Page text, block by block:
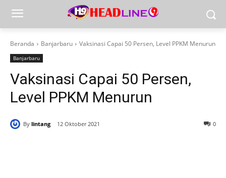
Beranda Banjarbaru Vaksinasi Capai 50 Persen, Level PPKM Menurun
Banjarbaru
Vaksinasi Capai 50 Persen,
Level PPKM Menurun
By lintang 12 Oktober 2021 0